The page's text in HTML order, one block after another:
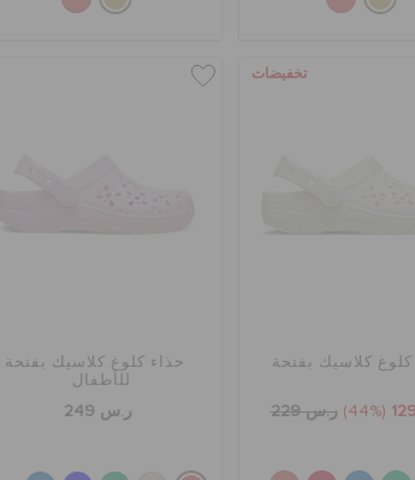
تخفيضات
كلاسيك بفتحة
(44%) ر.س 229
حذاء كلوغ كلاسيك بفتحة
للأطفال
ر.س 249